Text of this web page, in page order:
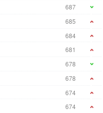
687
685
684
681
678
678
674
674